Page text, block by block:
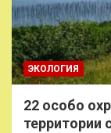
ЭКОЛОГИЯ
22 особо
территории